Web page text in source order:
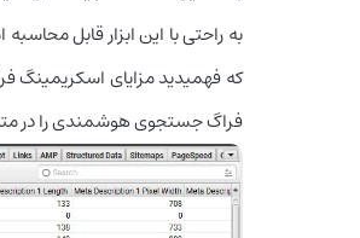
به راحتی با این ابزار قابل
که فهمیدید مزایای اسکریمینگ
فراگ جستجوی هوشمندی را در